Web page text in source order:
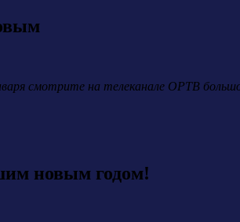
смотрите на телеканале ОРТВ
новым годом!